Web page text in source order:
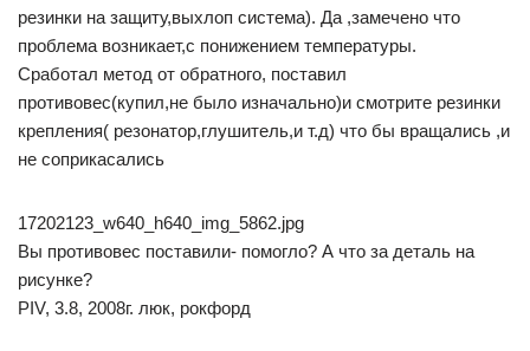
резинки на защиту,выхлоп система). Да ,замечено что
проблема возникает,с понижением температуры.
Сработал метод от обратного, поставил
противовес(купил,не было изначально)и смотрите резинки
крепления( резонатор,глушитель,и т.д) что бы вращались ,и
не соприкасались
17202123_w640_h640_img_5862.jpg
Вы противовес поставили- помогло? А что за деталь на
рисунке?
PIV, 3.8, 2008г. люк, рокфорд